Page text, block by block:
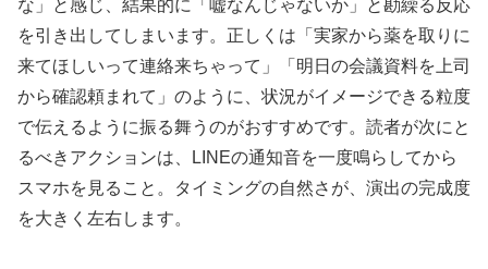
な」と感じ、結果的に「嘘なんじゃないか」と勘繰る反応
を引き出してしまいます。正しくは「実家から薬を取りに
来てほしいって連絡来ちゃって」「明日の会議資料を上司
から確認頼まれて」のように、状況がイメージできる粒度
で伝えるように振る舞うのがおすすめです。読者が次にと
るべきアクションは、LINEの通知音を一度鳴らしてから
スマホを見ること。タイミングの自然さが、演出の完成度
を大きく左右します。